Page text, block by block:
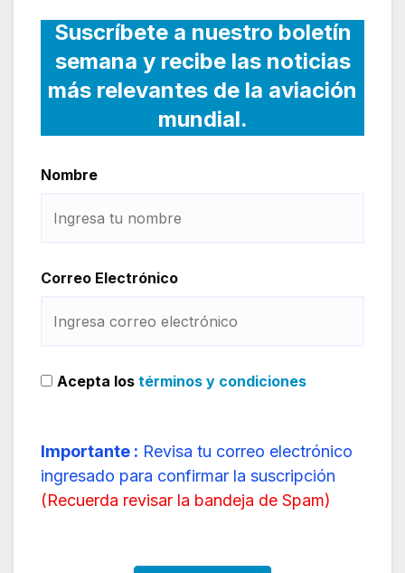
Suscríbete a nuestro boletín
semana y recibe las noticias
más relevantes de la aviación
mundial.
Nombre
Correo Electrónico
Acepta los términos y condiciones
Importante : Revisa tu correo electrónico
ingresado para confirmar la suscripción
(Recuerda revisar la bandeja de Spam)